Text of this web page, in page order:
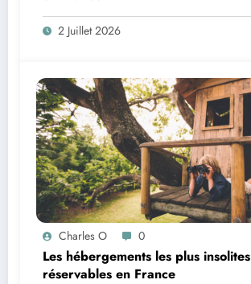
2 Juillet 2026
Charles O 0
Les hébergements les plus insolites
réservables en France